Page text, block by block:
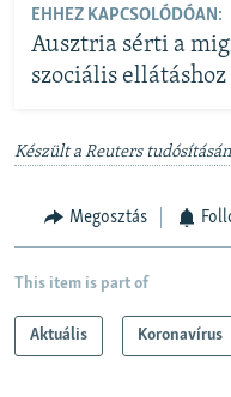
EHHEZ KAPCSOLÓDÓAN:
Ausztria sérti a
szociális
Készült a Reuters
Megosztás
This item is part of
Aktuális Koronavírus